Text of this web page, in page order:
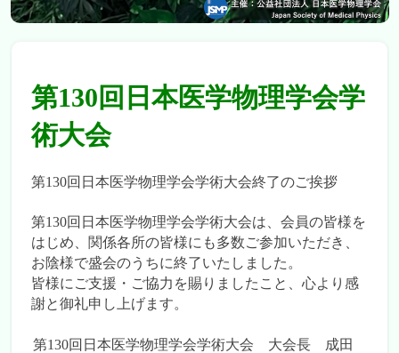
第130回日本医学物理学会学
術大会
第130回日本医学物理学会学術大会終了のご挨拶
第130回日本医学物理学会学術大会は、会員の皆様を
はじめ、関係各所の皆様にも多数ご参加いただき、
お陰様で盛会のうちに終了いたしました。
皆様にご支援・ご協力を賜りましたこと、心より感
謝と御礼申し上げます。
第130回日本医学物理学会学術大会 大会長 成田